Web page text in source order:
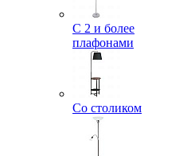
С 2 и более
плафонами
Со столиком